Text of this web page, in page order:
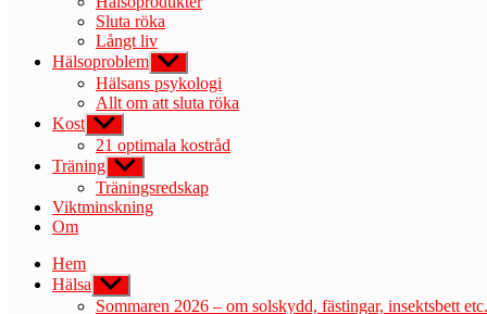
Sluta röka
Långt liv
Hälsoproblem Visa
undermeny
Hälsans psykologi
Allt om att sluta röka
Kost Visa
undermeny
21 optimala kostråd
Träning Visa
undermeny
Träningsredskap
Viktminskning
Om
Hem
Hälsa Visa
undermeny
Sommaren 2026 – om solskydd, fästingar, insektsbett etc.